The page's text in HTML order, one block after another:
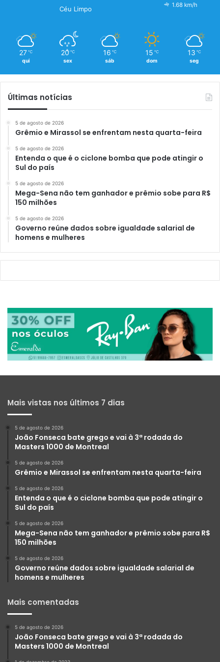
Céu Limpo 1.68 km/h
27 ℃
qui
20 ℃
sex
16 ℃
sáb
15 ℃
dom
13 ℃
seg
Últimas notícias
5 de agosto de 2026
Grêmio e Mirassol se enfrentam nesta quarta-feira
5 de agosto de 2026
Entenda o que é o ciclone bomba que pode atingir o
Sul do país
5 de agosto de 2026
Mega-Sena não tem ganhador e prêmio sobe para R$
150 milhões
5 de agosto de 2026
Governo reúne dados sobre igualdade salarial de
homens e mulheres
Mais vistas nos últimos 7 dias
5 de agosto de 2026
João Fonseca bate grego e vai à 3ª rodada do
Masters 1000 de Montreal
5 de agosto de 2026
Grêmio e Mirassol se enfrentam nesta quarta-feira
5 de agosto de 2026
Entenda o que é o ciclone bomba que pode atingir o
Sul do país
5 de agosto de 2026
Mega-Sena não tem ganhador e prêmio sobe para R$
150 milhões
5 de agosto de 2026
Governo reúne dados sobre igualdade salarial de
homens e mulheres
Mais comentadas
5 de agosto de 2026
João Fonseca bate grego e vai à 3ª rodada do
Masters 1000 de Montreal